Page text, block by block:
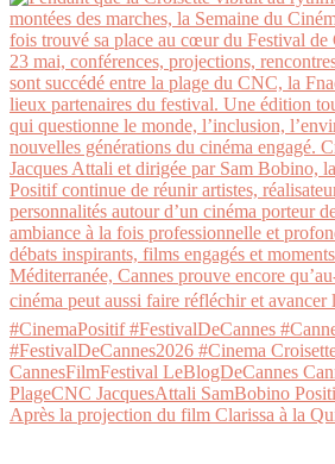
Après la projection du film Clarissa à la